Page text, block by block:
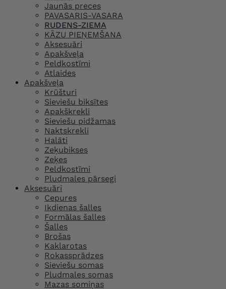
Jaunās preces
PAVASARIS-VASARA
RUDENS-ZIEMA
KĀZU PIEŅEMŠANA
Aksesuāri
Apakšveļa
Peldkostīmi
Atlaides
Apakšveļa
Krūšturi
Sieviešu biksītes
Apakškrekli
Sieviešu pidžamas
Naktskrekli
Halāti
Zeķubikses
Zeķes
Peldkostīmi
Pludmales pārsegi
Aksesuāri
Cepures
Ikdienas šalles
Formālas šalles
Šalles
Brošas
Kaklarotas
Rokassprādzes
Sieviešu somas
Pludmales somas
Mazas somiņas